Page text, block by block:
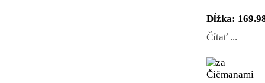
Dĺžka:
Čítať ...